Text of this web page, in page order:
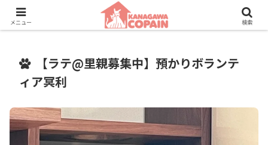
保護動物たちに、新しい家族との素敵な出会いを。
【ラテ@里親募集中】預かりボランテ
ィア冥利
メニュー 検索